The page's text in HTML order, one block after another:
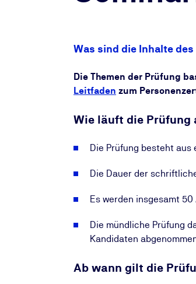
Was sind die Inhalte
Die Themen der Prüfung
Leitfaden zum
Wie läuft die Prüfung
Die Prüfung besteht aus
Die Dauer der
Es werden insgesamt
Die mündliche Prüfung
Kandidaten
Ab wann gilt die